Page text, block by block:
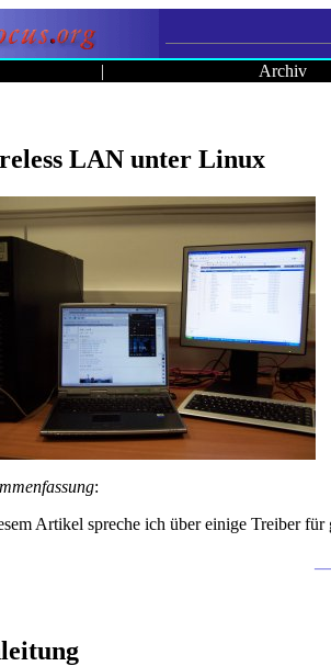
| Archiv
LAN unter Linux
:
Artikel spreche ich über einige Treiber